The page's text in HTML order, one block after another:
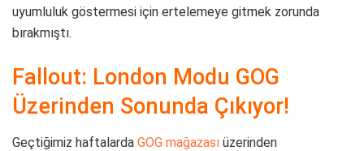
uyumluluk göstermesi için ertelemeye gitmek zorunda
bırakmıştı.
Fallout: London Modu GOG
Üzerinden Sonunda Çıkıyor!
Geçtiğimiz haftalarda GOG mağazası üzerinden